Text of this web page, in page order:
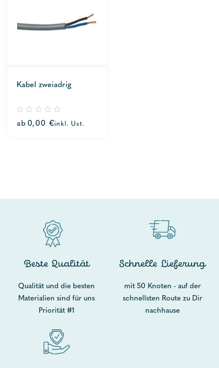
Kabel zweiadrig
out
ab 0,00 €inkl. Ust.
Beste Qualität
Qualität und die besten
Materialien sind für uns
Priorität #1
Schnelle Lieferung
mit 50 Knoten - auf der
schnellsten Route zu Dir
nachhause